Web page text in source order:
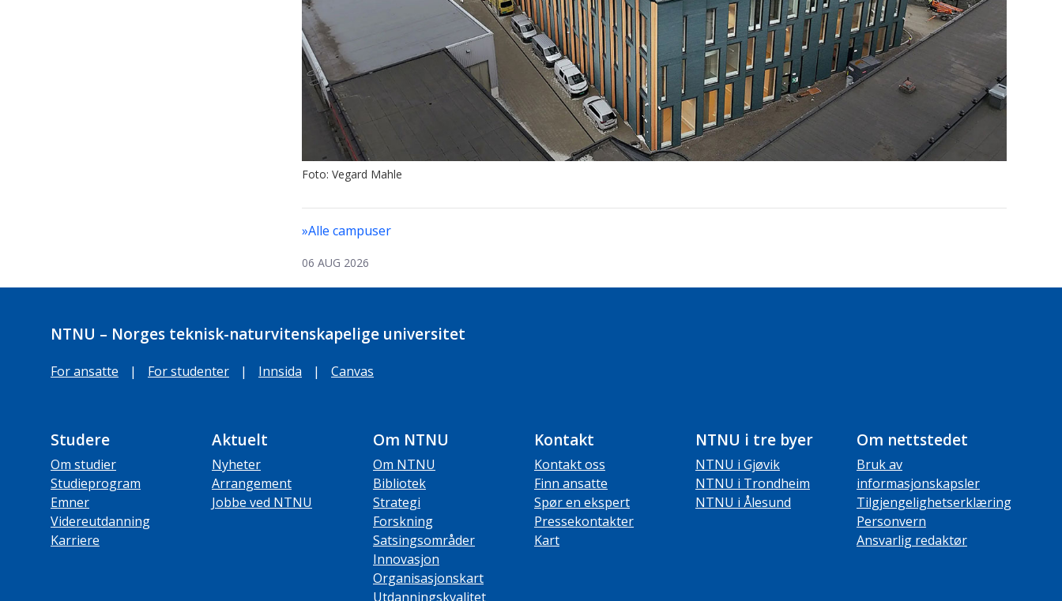
Foto: Vegard Mahle
»Alle campuser
06 AUG 2026
NTNU – Norges teknisk-naturvitenskapelige universitet
For ansatte | For studenter | Innsida | Canvas
Studere
Om studier
Studieprogram
Emner
Videreutdanning
Karriere
Aktuelt
Nyheter
Arrangement
Jobbe ved NTNU
Om NTNU
Om NTNU
Bibliotek
Strategi
Forskning
Satsingsområder
Innovasjon
Organisasjonskart
Utdanningskvalitet
Kontakt
Kontakt oss
Finn ansatte
Spør en ekspert
Pressekontakter
Kart
NTNU i tre byer
NTNU i Gjøvik
NTNU i Trondheim
NTNU i Ålesund
Om nettstedet
Bruk av
informasjonskapsler
Tilgjengelighetserklæring
Personvern
Ansvarlig redaktør